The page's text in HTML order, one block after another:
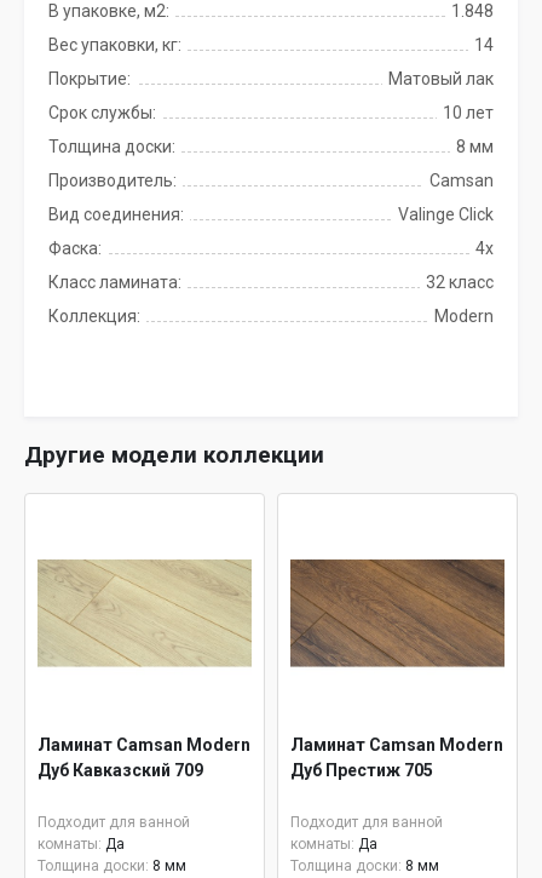
В упаковке, м2:
1.848
Вес упаковки, кг:
14
Покрытие:
Матовый лак
Срок службы:
10 лет
Толщина доски:
8 мм
Производитель:
Camsan
Вид соединения:
Valinge Click
Фаска:
4x
Класс ламината:
32 класс
Коллекция:
Modern
Другие модели коллекции
Ламинат Camsan Modern
Дуб Кавказский 709
Подходит для ванной
комнаты: Да
Толщина доски: 8 мм
Ламинат Camsan Modern
Дуб Престиж 705
Подходит для ванной
комнаты: Да
Толщина доски: 8 мм